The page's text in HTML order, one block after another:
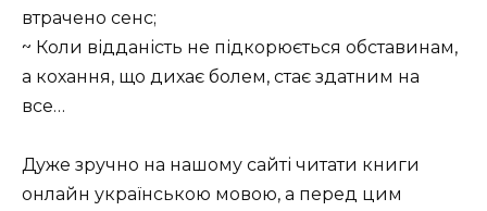
втрачено сенс;
~ Коли відданість не підкорюється обставинам,
а кохання, що дихає болем, стає здатним на
все…
Дуже зручно на нашому сайті читати книги
онлайн українською мовою, а перед цим